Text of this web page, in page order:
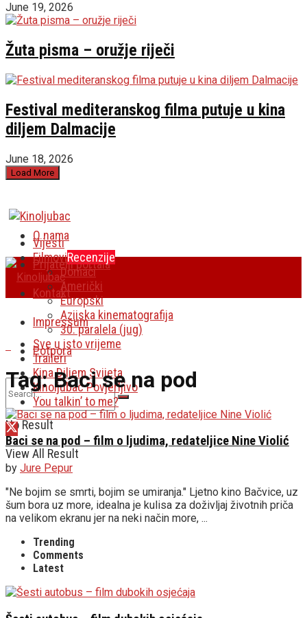
June 19, 2026
Žuta pisma – oružje riječi
Festival mediteranskog filma putuje u kina
diljem Dalmacije
June 18, 2026
Load More
O nama
Prijatelji portala
Kontakt
Impressum
Potpora
No Result
View All Result
Vijesti
FilmoviRecenzije
Domaći
Američki
Europski
Azijska kinematografija
30. paralela (jug)
Sve u isto vrijeme
Traileri
Kina Diljem Svijeta
Kinoljubac Povjerljivo
You talkin’ to me?
Tag:Baci se na pod
Baci se na pod – film o ljudima, redateljice Nine Violić
by Jure Pepur
"Ne bojim se smrti, bojim se umiranja." Ljetno kino Bačvice, uz
šum bora uz more, idealna je kulisa za doživljaj životnih priča
na velikom ekranu jer na neki način more, ...
Trending
Comments
Latest